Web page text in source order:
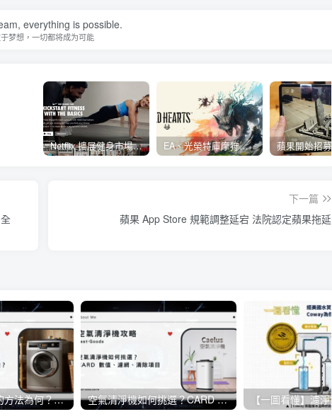
everything is possible.
梦想，一切都将成为可能
Netflix 擴展健身市場 與 Nike 合作推出《Nike Training Club》系列健身影片 EA、光榮特庫摩狩獵冒險遊戲《WILD HEARTS》公布「強大化獸」宣傳影片
下一篇
蘋果 App Store 規範調整延宕 法院認定蘋果拖延
洗衣機正確清洗的方法為何？日常生活當中該如何保養洗衣機？ 空氣清淨機如何挑選？CARD 數值、濾網、清除項目《懶人包》